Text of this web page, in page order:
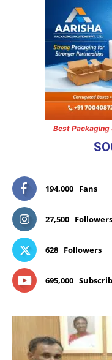
Best Packaging
194,000 Fans
27,500 Followers
628 Followers
695,000